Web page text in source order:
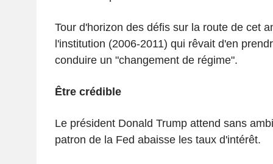
Tour d'horizon des défis sur la route de cet
l'institution (2006-2011) qui rêvait d'en
conduire un "changement de régime".
Être crédible
Le président Donald Trump attend sans
patron de la Fed abaisse les taux d'intérêt.